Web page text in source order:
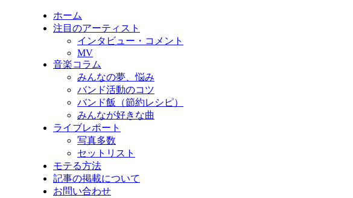
ホーム
注目のアーティスト
インタビュー・コメント
MV
音楽コラム
みんなの夢、悩み
バンド活動のコツ
バンド飯（節約レシピ）
みんなが好きな曲
ライブレポート
写真多数
セットリスト
モテる方法
記事の掲載について
お問い合わせ